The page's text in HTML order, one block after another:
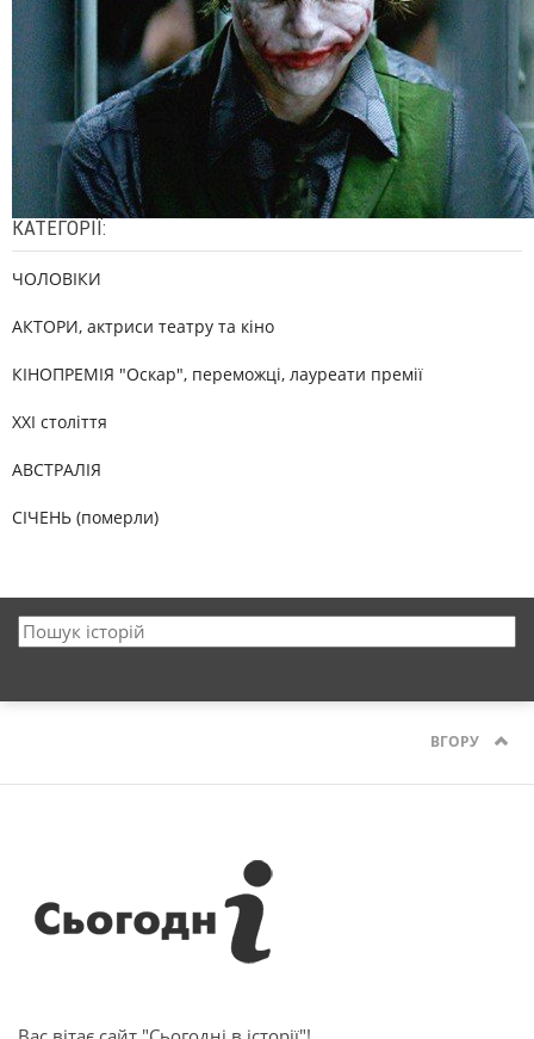
КАТЕГОРІЇ:
ЧОЛОВІКИ
АКТОРИ, актриси театру та кіно
КІНОПРЕМІЯ "Оскар", переможці, лауреати премії
XXI століття
АВСТРАЛІЯ
СІЧЕНЬ (померли)
ВГОРУ